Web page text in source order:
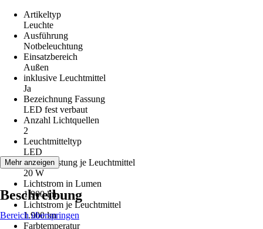
Artikeltyp
Leuchte
Ausführung
Notbeleuchtung
Einsatzbereich
Außen
inklusive Leuchtmittel
Ja
Bezeichnung Fassung
LED fest verbaut
Anzahl Lichtquellen
2
Leuchtmitteltyp
LED
Max. Leistung je Leuchtmittel
20 W
Lichtstrom in Lumen
1.900 lm
Lichtstrom je Leuchtmittel
1.900 lm
Farbtemperatur
Mehr anzeigen
Beschreibung
Bereich überspringen